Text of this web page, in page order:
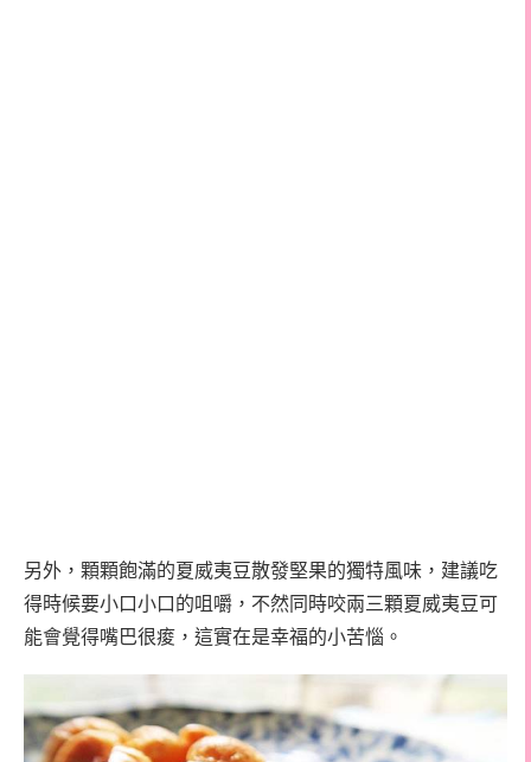
另外，顆顆飽滿的夏威夷豆散發堅果的獨特風味，建議吃
得時候要小口小口的咀嚼，不然同時咬兩三顆夏威夷豆可
能會覺得嘴巴很痠，這實在是幸福的小苦惱。